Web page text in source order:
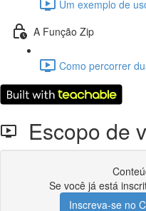
Um exemplo de
A Função Zip
Como percorrer
Escopo de
Se você já está
Inscreva-se no